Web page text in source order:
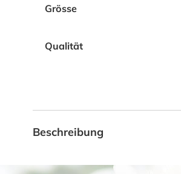
Grösse
Qualität
Beschreibung